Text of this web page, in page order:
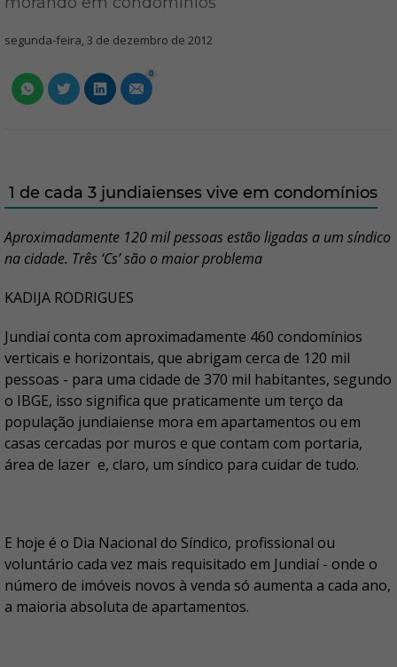
segunda-feira, 3 de dezembro de 2012
0
1 de cada 3 jundiaienses vive em condomínios
Aproximadamente 120 mil pessoas estão ligadas a um síndico
na cidade. Três ‘Cs’ são o maior problema
KADIJA RODRIGUES
Jundiaí conta com aproximadamente 460 condomínios
verticais e horizontais, que abrigam cerca de 120 mil
pessoas - para uma cidade de 370 mil habitantes, segundo
o IBGE, isso significa que praticamente um terço da
população jundiaiense mora em apartamentos ou em
casas cercadas por muros e que contam com portaria,
área de lazer e, claro, um síndico para cuidar de tudo.
E hoje é o Dia Nacional do Síndico, profissional ou
voluntário cada vez mais requisitado em Jundiaí - onde o
número de imóveis novos à venda só aumenta a cada ano,
a maioria absoluta de apartamentos.